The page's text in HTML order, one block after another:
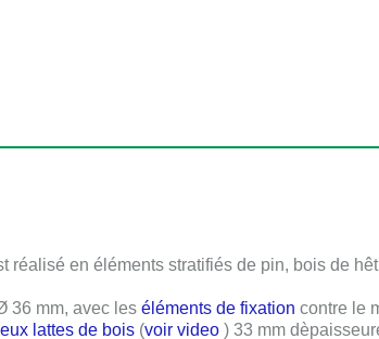
réalisé en éléments stratifiés de pin, bois de
36 mm, avec les éléments de fixation contre le
lattes de bois (voir video ) 33 mm